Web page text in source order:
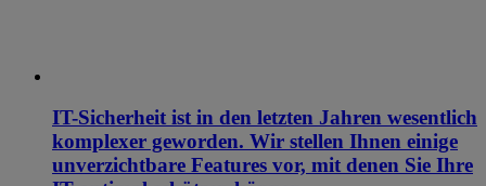
IT-Sicherheit ist in den letzten Jahren wesentlich
komplexer geworden. Wir stellen Ihnen einige
unverzichtbare Features vor, mit denen Sie Ihre